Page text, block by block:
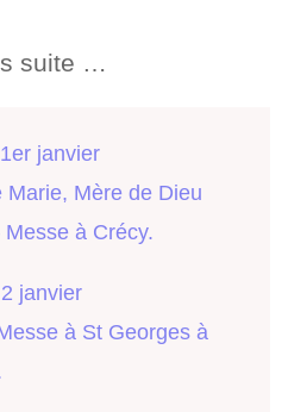
suite …
janvier
Marie, Mère de Dieu
Messe à Crécy.
janvier
à St Georges à